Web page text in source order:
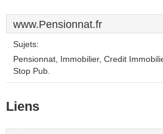
www.Pensionnat.fr
Sujets:
Pensionnat, Immobilier, Credit
Stop Pub.
Liens